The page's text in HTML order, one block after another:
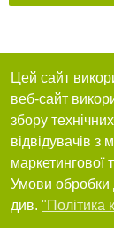
Цей сайт
веб-сайт
збору
відвідувачів
маркетингової
Умови обробки
див. "Політика